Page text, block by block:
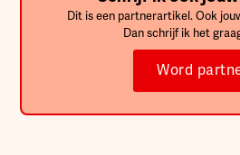
Dit is een partnerartikel. Ook
Dan schrijf ik het
Word